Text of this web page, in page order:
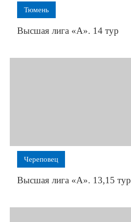
Тюмень
Высшая лига «А». 14 тур
Череповец
Высшая лига «А». 13,15 тур